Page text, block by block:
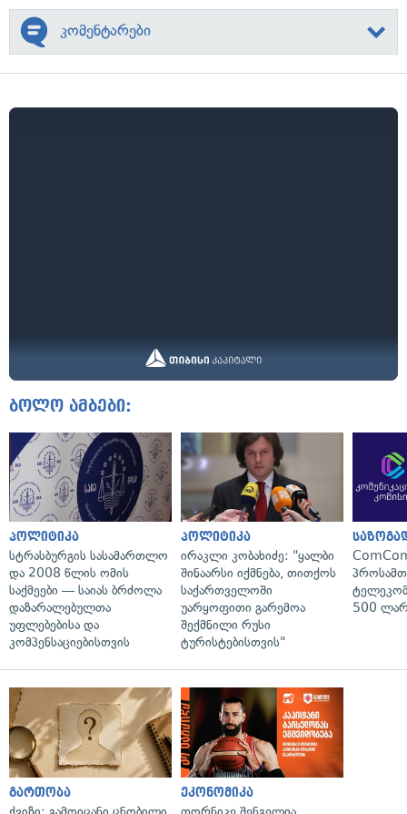
კომენტარები
ბოლო ამბები:
პოლიტიკა
სტრასბურგის სასამართლო
და 2008 წლის ომის
საქმეები — საიას ბრძოლა
დაზარალებულთა
უფლებებისა და
კომპენსაციებისთვის
პოლიტიკა
ირაკლი კობახიძე: "ყალბი
შინაარსი იქმნება, თითქოს
საქართველოში
უარყოფითი გარემოა
შექმნილი რუსი
ტურისტებისთვის"
500
გართობა ეკონომიკა